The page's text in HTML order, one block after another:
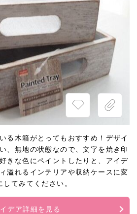
る木箱がとってもおすすめ！デザイ
、無地の状態なので、文字を焼き印
きな色にペイントしたりと、アイデ
溢れるインテリアや収納ケースに変
てみてください。
デア詳細を見る